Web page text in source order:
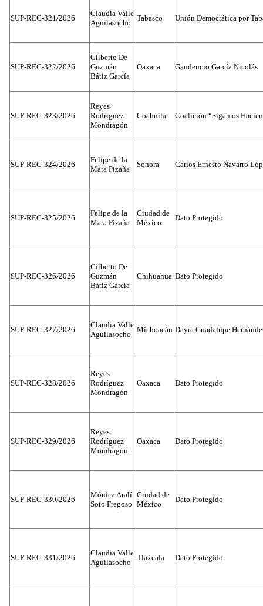
SUP-REC-321/2026
Claudia Valle
Aguilasocho
Tabasco Unión Democrática por
SUP-REC-322/2026
Gilberto De
Guzmán
Bátiz García
Oaxaca Gaudencio García Nicolás
SUP-REC-323/2026
Reyes
Rodríguez
Mondragón
Coahuila Coalición “Sigamos
SUP-REC-324/2026
Felipe de la
Mata Pizaña
Sonora Carlos Ernesto Navarro
SUP-REC-325/2026
Felipe de la
Mata Pizaña
Ciudad de
México
Dato Protegido
SUP-REC-326/2026
Gilberto De
Guzmán
Bátiz García
Chihuahua Dato Protegido
SUP-REC-327/2026
Claudia Valle
Aguilasocho
Michoacán Dayra Guadalupe
SUP-REC-328/2026
Reyes
Rodríguez
Mondragón
Oaxaca Dato Protegido
SUP-REC-329/2026
Reyes
Rodríguez
Mondragón
Oaxaca Dato Protegido
SUP-REC-330/2026
Mónica Aralí
Soto Fregoso
Ciudad de
México
Dato Protegido
SUP-REC-331/2026
Claudia Valle
Aguilasocho
Tlaxcala Dato Protegido